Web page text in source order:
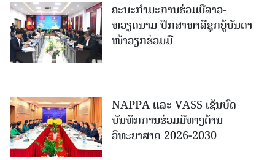
ຄະນະກໍາມະການຮ່ວມມືລາວ-
ຫວຽດນາມ ປຶກສາຫາລືຊຸກຍູ້ບັນດາ
ໜ້າວຽກຮ່ວມມື
NAPPA ແລະ VASS ເຊັນບົດ
ບັນທຶກການຮ່ວມມືທາງດ້ານ
ວິທະຍາສາດ 2026-2030